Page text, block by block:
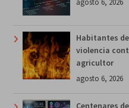
agosto 6, 2026
Habitantes
violencia
agricultor
agosto 6, 2026
Centenares